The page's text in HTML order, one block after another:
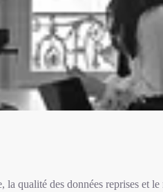
qualité des données reprises et